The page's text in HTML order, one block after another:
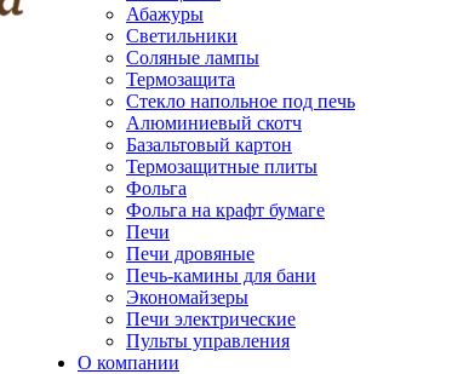
Абажуры
Светильники
Соляные лампы
Термозащита
Стекло напольное под печь
Алюминиевый скотч
Базальтовый картон
Термозащитные плиты
Фольга
Фольга на крафт бумаге
Печи
Печи дровяные
Печь-камины для бани
Экономайзеры
Печи электрические
Пульты управления
О компании